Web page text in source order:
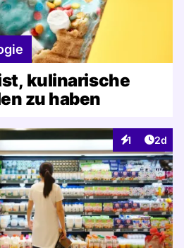
kulinarische
zu haben
1
Interaktionen
2d